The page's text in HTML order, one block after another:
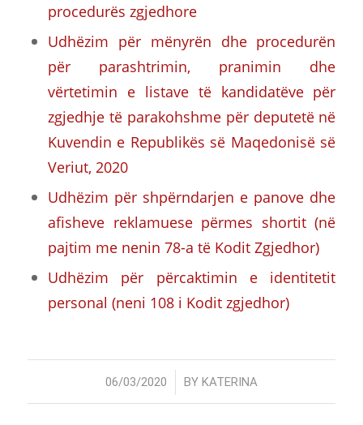
procedurës zgjedhore
Udhëzim për mënyrën dhe procedurën
për parashtrimin, pranimin dhe
vërtetimin e listave të kandidatëve për
zgjedhje të parakohshme për deputetë në
Kuvendin e Republikës së Maqedonisë së
Veriut, 2020
Udhëzim për shpërndarjen e panove dhe
afisheve reklamuese përmes shortit (në
pajtim me nenin 78-a të Kodit Zgjedhor)
Udhëzim për përcaktimin e identitetit
personal (neni 108 i Kodit zgjedhor)
06/03/2020
/ BY KATERINA